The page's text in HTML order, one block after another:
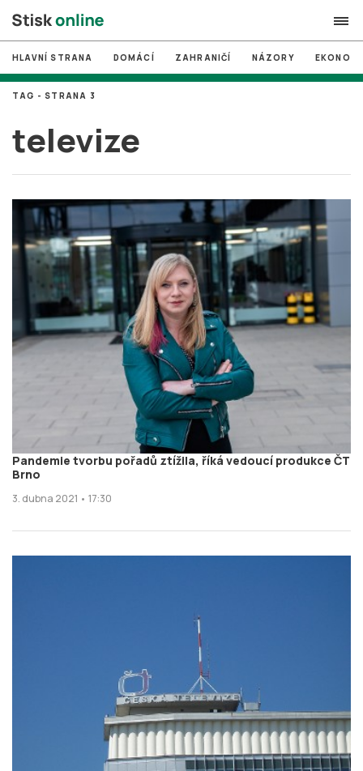
search
# MUNI
# Brno
# volby
login PŘIHLÁSIT SE
Zapomněli jste heslo?
Založit nový účet
HLAVNÍ STRANA DOMÁCÍ ZAHRANIČÍ NÁZORY
televize
TAG - STRANA 3
Pandemie tvorbu pořadů ztížila, říká vedoucí produkce ČT
Brno
3. dubna 2021 • 17:30